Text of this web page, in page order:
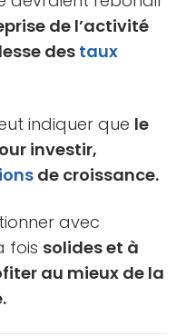
de l’activité
des taux
indiquer que le
investir,
de croissance.
avec
fois solides et à
au mieux de la